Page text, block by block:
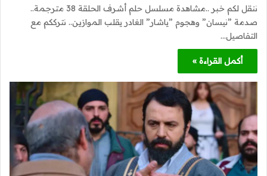
ننقل لكم خبر ..مشاهدة مسلسل حلم أشرف الحلقة 38 مترجمة..
صدمة ”نيسان” وهجوم ”ياشار” الغادر يقلب الموازين.. نترككم مع
التفاصيل…
أكمل القراءة »